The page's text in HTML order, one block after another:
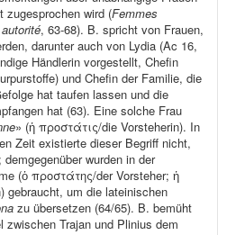
zugesprochen wird (Femmes
, 63-68). B. spricht von Frauen,
darunter auch von Lydia (Ac 16,
Händlerin vorgestellt, Chefin
und Chefin der Familie, die
hat taufen lassen und die
hat (63). Eine solche Frau
» (ἡ προστάτις/die Vorsteherin). In
Zeit existierte dieser Begriff nicht,
wurden in der
(ὁ προστάτης/der Vorsteher; ἡ
gebraucht, um die lateinischen
zu übersetzen (64/65). B. bemüht
zwischen Trajan und Plinius dem